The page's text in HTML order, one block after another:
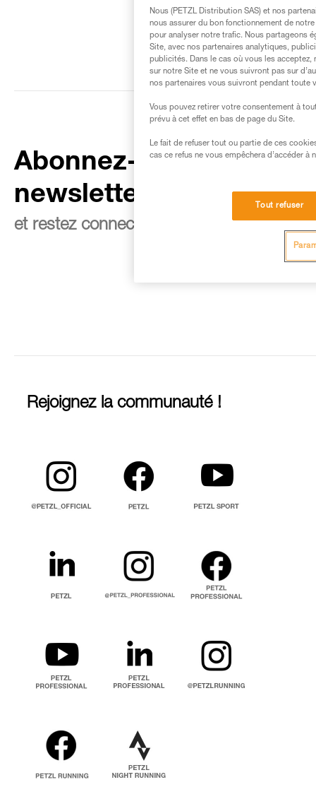
Abonnez-vous à la
newsletter
et restez connecté à notre actualité
Rejoignez la communauté !
Nous (PETZL Distribution SAS) et nos
nous assurer du bon fonctionnement de
pour analyser notre trafic. Nous partageons
Site, avec nos partenaires analytiques,
publicités. Dans le cas où vous les
sur notre Site et ne vous suivront pas sur
nos partenaires vous suivront pendant toute
Vous pouvez retirer votre consentement à
prévu à cet effet en bas de page du Site.
Le fait de refuser tout ou partie de ces
cas ce refus ne vous empêchera d’accéder à
Tout refuser